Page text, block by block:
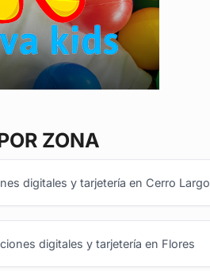
ZONA
digitales y tarjetería en Cerro Largo
digitales y tarjetería en Flores